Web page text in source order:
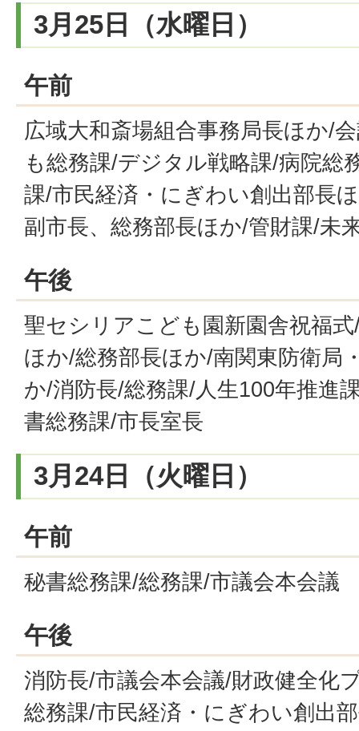
3月25日（水曜日）
午前
広域大和斎場組合事務局長ほか/
も総務課/デジタル戦略課/病院総
課/市民経済・にぎわい創出部長
副市長、総務部長ほか/管財課/未
午後
聖セシリアこども園新園舎祝福
ほか/総務部長ほか/南関東防衛局
か/消防長/総務課/人生100年推進
書総務課/市長室長
3月24日（火曜日）
午前
秘書総務課/総務課/市議会本会議
午後
消防長/市議会本会議/財政健全化
総務課/市民経済・にぎわい創出